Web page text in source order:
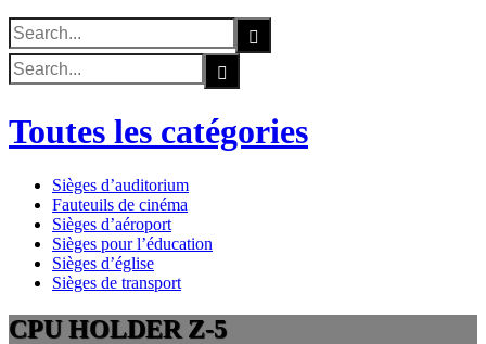
Search
for:
Search
for:
Toutes les catégories
Sièges d’auditorium
Fauteuils de cinéma
Sièges d’aéroport
Sièges pour l’éducation
Sièges d’église
Sièges de transport
CPU HOLDER Z-5